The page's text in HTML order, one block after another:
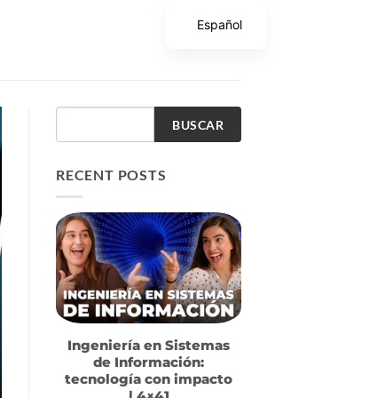
BUSCAR
RECENT POSTS
Ingeniería en Sistemas
de Información:
tecnología con impacto
Español